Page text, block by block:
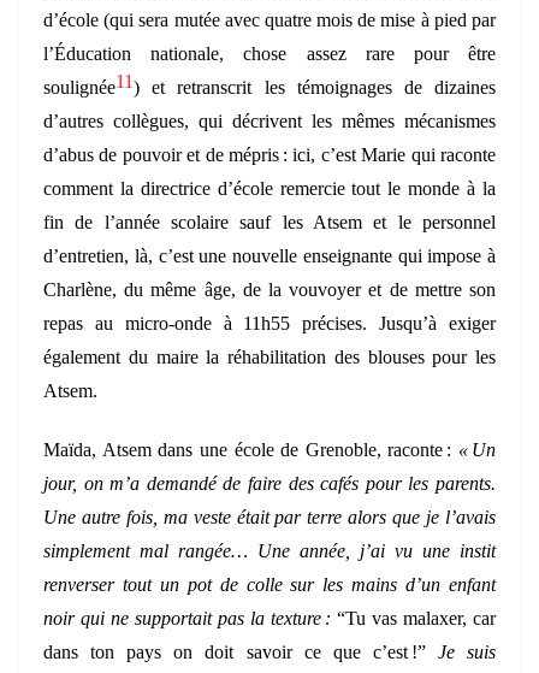
d’école (qui sera mutée avec quatre mois de mise à pied par
l’Éducation nationale, chose assez rare pour être
soulignée11) et retranscrit les témoignages de dizaines
d’autres collègues, qui décrivent les mêmes mécanismes
d’abus de pouvoir et de mépris : ici, c’est Marie qui raconte
comment la directrice d’école remercie tout le monde à la
fin de l’année scolaire sauf les Atsem et le personnel
d’entretien, là, c’est une nouvelle enseignante qui impose à
Charlène, du même âge, de la vouvoyer et de mettre son
repas au micro-onde à 11h55 précises. Jusqu’à exiger
également du maire la réhabilitation des blouses pour les
Atsem.
Maïda, Atsem dans une école de Grenoble, raconte : « Un
jour, on m’a demandé de faire des cafés pour les parents.
Une autre fois, ma veste était par terre alors que je l’avais
simplement mal rangée… Une année, j’ai vu une instit
renverser tout un pot de colle sur les mains d’un enfant
noir qui ne supportait pas la texture : “Tu vas malaxer, car
dans ton pays on doit savoir ce que c’est !”Je suis